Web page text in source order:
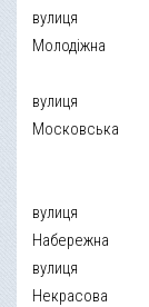
вулиця
Молодіжна
вулиця
Московська
вулиця
Набережна
вулиця
Некрасова